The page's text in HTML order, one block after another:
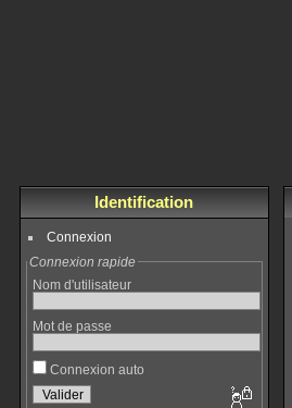
Identification
Connexion
Connexion rapide
Nom d'utilisateur
Mot de passe
Connexion auto